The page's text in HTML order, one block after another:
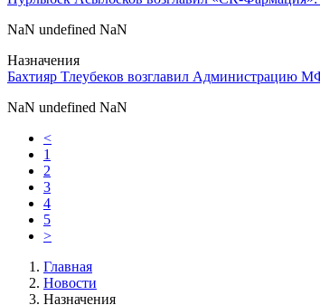
NaN undefined NaN
Назначения
Бахтияр Тлеубеков возглавил Администрацию
NaN undefined NaN
<
1
2
3
4
5
>
Главная
Новости
Назначения